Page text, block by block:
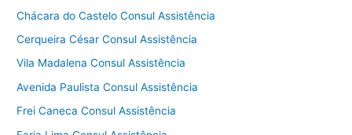
Chácara do Castelo Consul Assistência
Cerqueira César Consul Assistência
Vila Madalena Consul Assistência
Avenida Paulista Consul Assistência
Frei Caneca Consul Assistência